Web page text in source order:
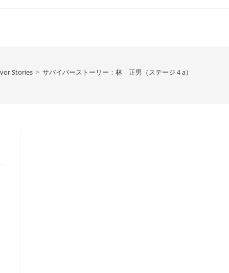
Stories > サバイバーストーリー：林 正男（ステージ４a）